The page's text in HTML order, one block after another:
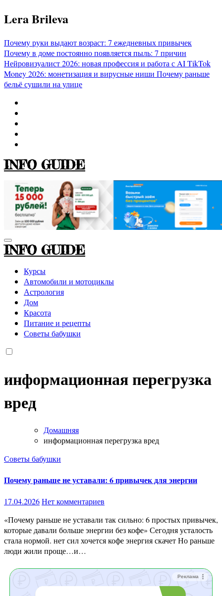
Перейти
к
Lera Brileva
Почему руки выдают возраст: 7 ежедневных привычек
Почему в доме постоянно появляется пыль: 7 причин
Нейровизуалист 2026: новая профессия и работа с AITikTok
Money 2026: монетизация и вирусные ниши Почему раньше
бельё сушили на улице
INFO GUIDE
INFO GUIDE
Курсы
Автомобили и мотоциклы
Астрология
Дом
Красота
Питание и рецепты
Советы бабушки
информационная перегрузка
вред
Домашняя
информационная перегрузка вред
Советы бабушки
Почему раньше не уставали: 6 привычек для энергии
17.04.2026Нет комментариев
«Почему раньше не уставали так сильно: 6 простых привычек,
которые давали больше энергии без кофе» Сегодня усталость
стала нормой. нет сил хочется кофе энергия скачет Но раньше
люди жили проще…и…
Реклама